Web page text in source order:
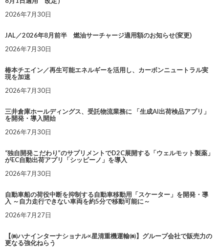
2026年7月30日
JAL／2026年8月前半 燃油サーチャージ適用額のお知らせ(変更)
2026年7月30日
椿本チエイン／再生可能エネルギーを活用し、カーボンニュートラル実
現を加速
2026年7月30日
三井倉庫ホールディングス、受託物流業務に 「生成AI出荷検品アプリ」
を開発・導入開始
2026年7月30日
“独自開発こだわり”のサプリメントでD2C展開する「ウェルモット製薬」
がEC自動出荷アプリ「シッピーノ」を導入
2026年7月30日
自動車船の荷役中断を抑制する自動車移動用「スケーター」を開発・導
入 ～自力走行できない車両を約5分で移動可能に～
2026年7月27日
【㈱ハナインターナショナル×星清重機運輸㈱】グループ会社で販売力の
更なる強化ねらう